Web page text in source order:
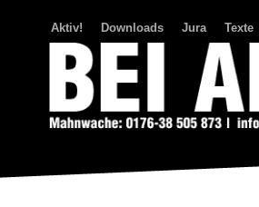
Aktiv! Downloads Jura Texte